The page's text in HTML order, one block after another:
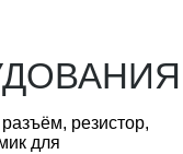
резистор,
для